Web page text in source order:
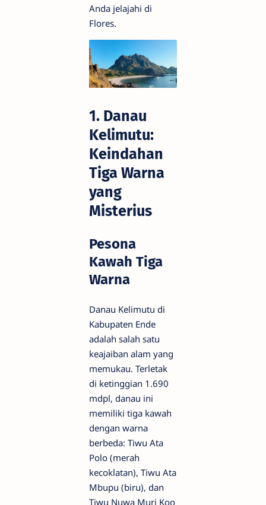
Anda jelajahi di
Flores.
1. Danau
Kelimutu:
Keindahan
Tiga Warna
yang
Misterius
Pesona
Kawah Tiga
Warna
Danau Kelimutu di
Kabupaten Ende
adalah salah satu
keajaiban alam yang
memukau. Terletak
di ketinggian 1.690
mdpl, danau ini
memiliki tiga kawah
dengan warna
berbeda: Tiwu Ata
Polo (merah
kecoklatan), Tiwu Ata
Mbupu (biru), dan
Tiwu Nuwa Muri Koo